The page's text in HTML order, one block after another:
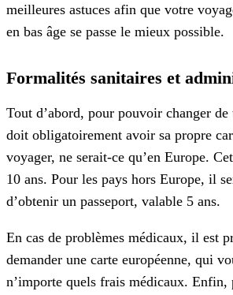
meilleures astuces afin que votre
en bas âge se passe le mieux possible.
Formalités sanitaires et
Tout d’abord, pour pouvoir changer
doit obligatoirement avoir sa propre
voyager, ne serait-ce qu’en Europe.
10 ans. Pour les pays hors Europe, il
d’obtenir un passeport, valable 5 ans.
En cas de problèmes médicaux, il est
demander une carte européenne, qui
n’importe quels frais médicaux. Enfin,